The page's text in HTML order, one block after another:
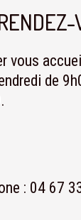
vous
de
: 04 67